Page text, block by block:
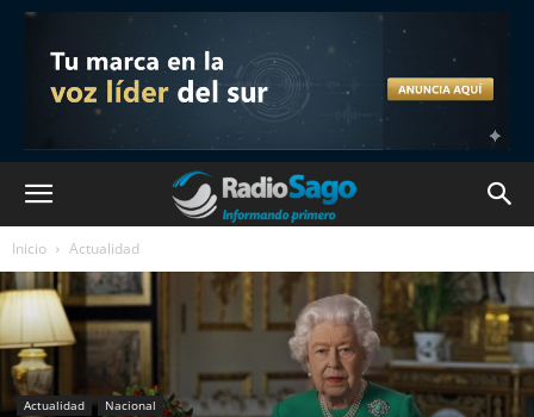
Inicio Actualidad
Actualidad Nacional